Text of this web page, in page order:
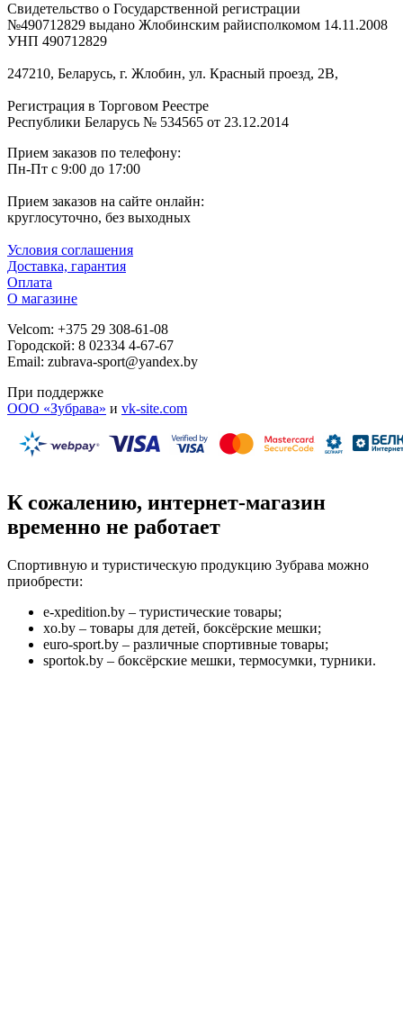
Свидетельство о Государственной регистрации
№490712829 выдано Жлобинским райисполкомом 14.11.2008
УНП 490712829
247210, Беларусь, г. Жлобин, ул. Красный проезд, 2В,
Регистрация в Торговом Реестре
Республики Беларусь № 534565 от 23.12.2014
Прием заказов по телефону:
Пн-Пт с 9:00 до 17:00
Прием заказов на сайте онлайн:
круглосуточно, без выходных
Условия соглашения
Доставка, гарантия
Оплата
О магазине
Velcom: +375 29 308-61-08
Городской: 8 02334 4-67-67
Email: zubrava-sport@yandex.by
При поддержке
ООО «Зубрава» и vk-site.com
К сожалению, интернет-магазин
временно не работает
Спортивную и туристическую продукцию Зубрава можно
приобрести:
e-xpedition.by – туристические товары;
xo.by – товары для детей, боксёрские мешки;
euro-sport.by – различные спортивные товары;
sportok.by – боксёрские мешки, термосумки, турники.